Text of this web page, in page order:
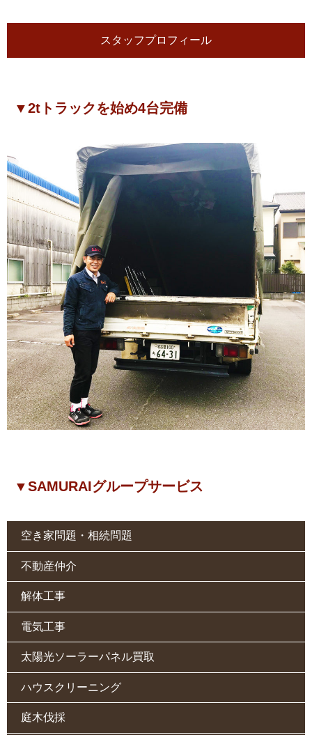
スタッフプロフィール
▼2tトラックを始め4台完備
▼SAMURAIグループサービス
空き家問題・相続問題
不動産仲介
解体工事
電気工事
太陽光ソーラーパネル買取
ハウスクリーニング
庭木伐採